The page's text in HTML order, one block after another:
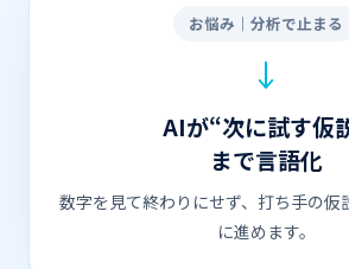
お悩み｜分析で止まる
AIが“次に試す仮
まで言語化
数字を見て終わりにせず、打ち手の仮
に進めます。